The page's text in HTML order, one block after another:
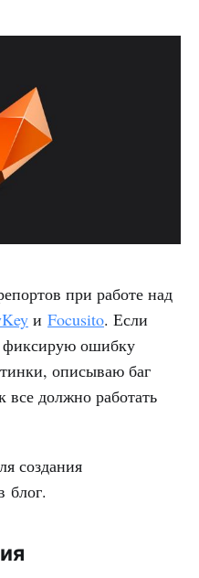
при работе над
и Focusito. Если
фиксирую ошибку
описываю баг
все должно работать
создания
блог.